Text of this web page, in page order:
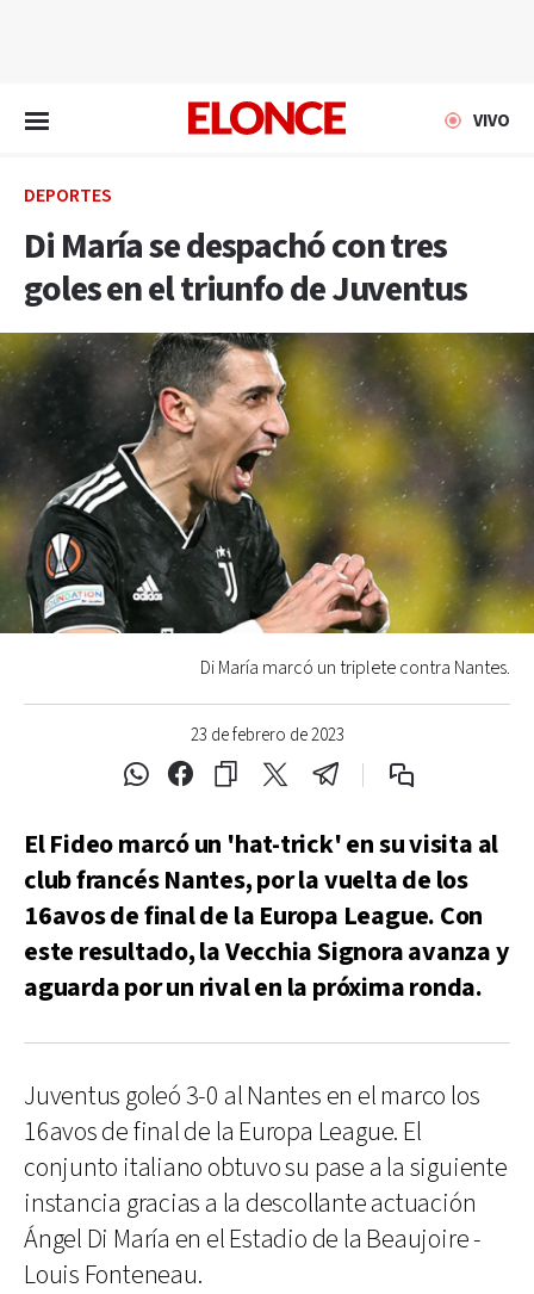
VIVO
DEPORTES
Di María se despachó con tres
goles en el triunfo de Juventus
23 de febrero de 2023
Di María marcó un triplete contra Nantes.
El Fideo marcó un 'hat-trick' en su visita al
club francés Nantes, por la vuelta de los
16avos de final de la Europa League. Con
este resultado, la Vecchia Signora avanza y
aguarda por un rival en la próxima ronda.
Juventus goleó 3-0 al Nantes en el marco los
16avos de final de la Europa League. El
conjunto italiano obtuvo su pase a la siguiente
instancia gracias a la descollante actuación
Ángel Di María en el Estadio de la Beaujoire -
Louis Fonteneau.